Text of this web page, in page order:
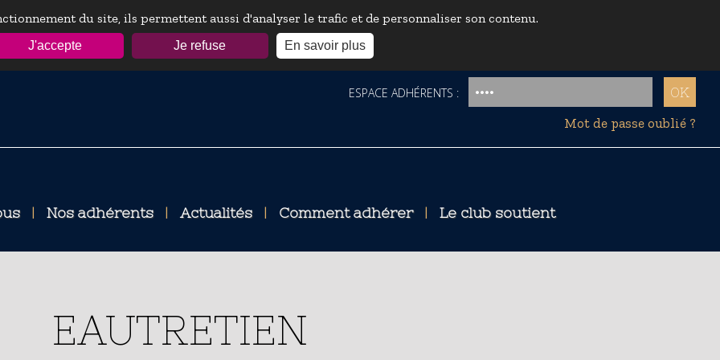
du site, ils permettent aussi d'analyser le trafic et de personnaliser son contenu.
J'accepte Je refuse En savoir plus
ESPACE ADHÉRENTS :
Mot de passe oublié ?
| Nos adhérents | Actualités | Comment adhérer | Le club soutient
EAUTRETIEN